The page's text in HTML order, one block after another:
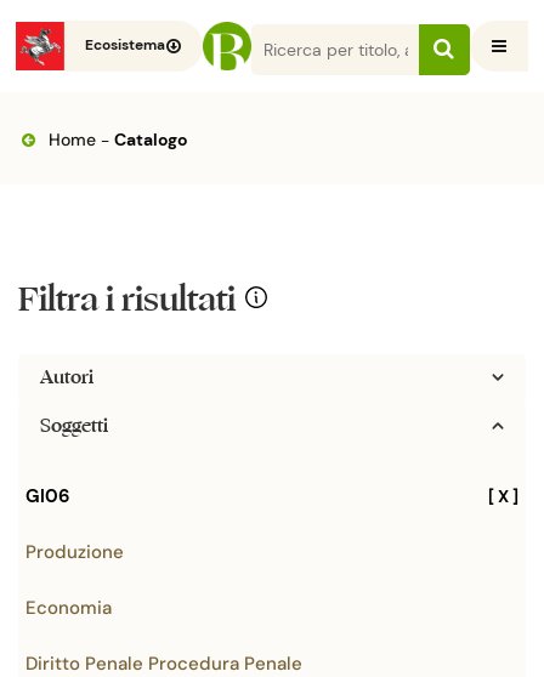
Ecosistema
Home- Catalogo
Filtra i risultati
Autori
Soggetti
Gl06 [ X ]
Produzione
Economia
Diritto Penale Procedura Penale